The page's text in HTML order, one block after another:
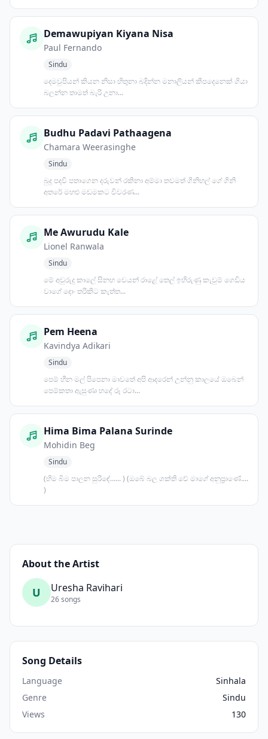
Demawupiyan Kiyana Nisa
Paul Fernando
Sindu
දෙමවුපියන් කියන නිසා හිතුනා බදින්න මනාලියන් කීපදෙනෙක් ගියා
බලන්න තාමත් බැරි උනා...
Budhu Padavi Pathaagena
Chamara Weerasinghe
Sindu
බුදු පදවි පතාගෙන දරුවන් රකිනා අම්මා තවමත් ගිනිහල් ගේ ගිනි
අතරේ මහළු මඩමකට විවරණ...
Me Awurudu Kale
Lionel Ranwala
Sindu
මේ අවුරුදු කාලේ සිනහ වෙයන් රාළේ තෙල් ඉහිරුණු කැවුම් ගෙඩිය
වාගේ දොං තරිකිට කැත්ත...
Pem Heena
Kavindya Adikari
Sindu
පෙම් හීන මල් පිපෙනා මාවතේ අපි ආදරෙන් උන්නු කාලයේ ඔබෙන්
පෙම්කතා ඇසුණා හදේ රූ රටා...
Hima Bima Palana Surinde
Mohidin Beg
Sindu
(හිම බිම පාලන සුරිඳේ...... ) (ඔබේ බල ශක්ති වේ මාගේ අනුප්‍රාණේ....
)
About the Artist
U Uresha Ravihari
26 songs
Song Details
Language
Sinhala
Genre
Sindu
Views
130